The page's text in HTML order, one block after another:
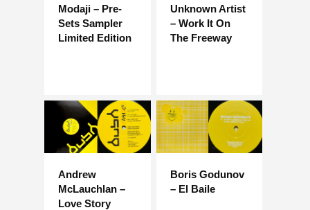
Modaji – Pre-
Sets Sampler
Limited Edition
Unknown Artist
– Work It On
The Freeway
Andrew
McLauchlan –
Love Story
Boris Godunov
– El Baile